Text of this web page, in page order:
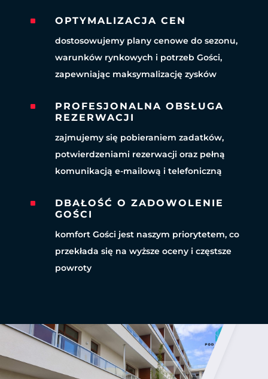
^ OPTYMALIZACJA CEN
dostosowujemy plany cenowe do sezonu,
warunków rynkowych i potrzeb Gości,
zapewniając maksymalizację zysków
^
PROFESJONALNA OBSŁUGA
REZERWACJI
zajmujemy się pobieraniem zadatków,
potwierdzeniami rezerwacji oraz pełną
komunikacją e-mailową i telefoniczną
^
DBAŁOŚĆ O ZADOWOLENIE
GOŚCI
komfort Gości jest naszym priorytetem, co
przekłada się na wyższe oceny i częstsze
powroty